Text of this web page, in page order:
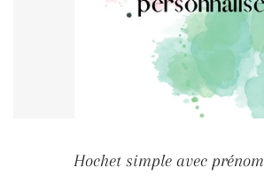
Hochet simple avec prénom